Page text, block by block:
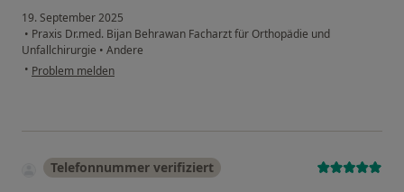
19. September 2025
• Praxis Dr.med. Bijan Behrawan Facharzt für Orthopädie und
Unfallchirurgie • Andere
• Problem melden
Telefonnummer verifiziert